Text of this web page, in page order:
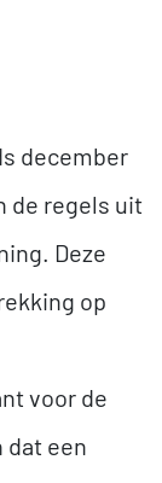
december
de regels uit
Deze
op
voor de
dat een